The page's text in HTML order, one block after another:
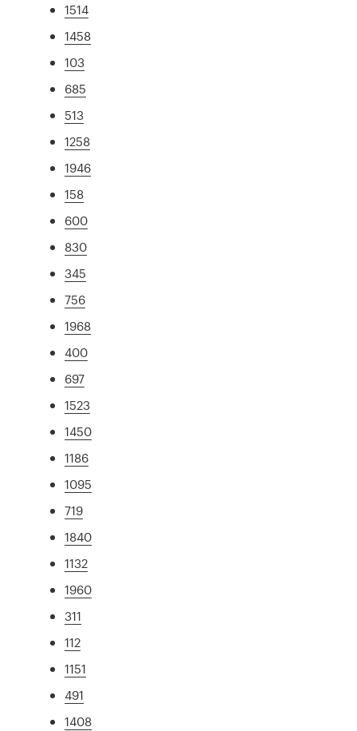
1514
1458
103
685
513
1258
1946
158
600
830
345
756
1968
400
697
1523
1450
1186
1095
719
1840
1132
1960
311
112
1151
491
1408